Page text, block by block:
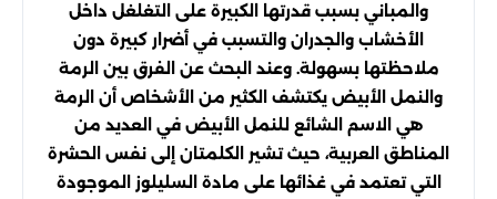
والمباني بسبب قدرتها الكبيرة على التغلغل داخل
الأخشاب والجدران والتسبب في أضرار كبيرة دون
ملاحظتها بسهولة. وعند البحث عن الفرق بين الرمة
والنمل الأبيض يكتشف الكثير من الأشخاص أن الرمة
هي الاسم الشائع للنمل الأبيض في العديد من
المناطق العربية، حيث تشير الكلمتان إلى نفس الحشرة
التي تعتمد في غذائها على مادة السليلوز الموجودة